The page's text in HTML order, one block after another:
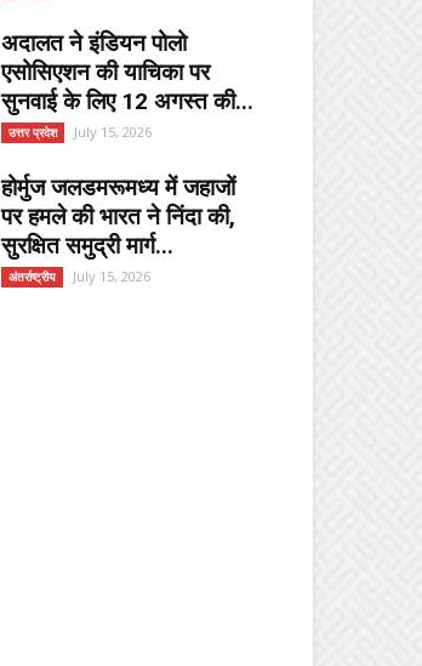
अदालत ने इंडियन पोलो
एसोसिएशन की याचिका पर
सुनवाई के लिए 12 अगस्त की...
उत्तर प्रदेश July 15, 2026
होर्मुज जलडमरूमध्य में जहाजों
पर हमले की भारत ने निंदा की,
सुरक्षित समुद्री मार्ग...
अंतर्राष्ट्रीय July 15, 2026